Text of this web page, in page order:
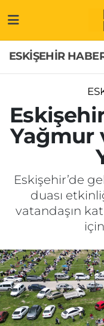
ESKİŞEHİR
Yağmur
Eskişehir’de
duası
vatandaşın
GÜNDEM
ASAYİŞ
SİYASET
SAĞLIK
SPOR
MAGAZİN
Hakkımızda
İletişim
Künye
Odunpazarı
Süper Lig
Tüm
Son Dakika
Haber Arşivi